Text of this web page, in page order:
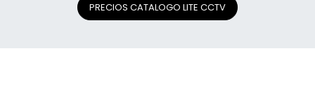
PRECIOS CATALOGO LITE CCTV